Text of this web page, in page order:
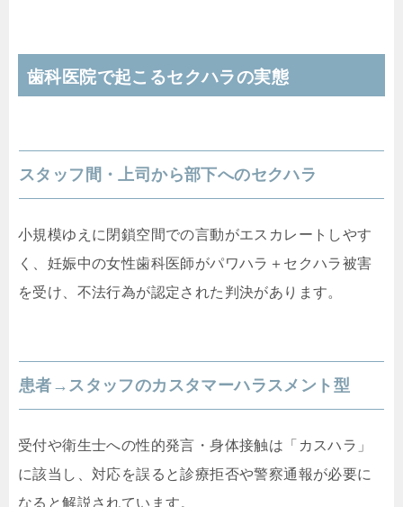
歯科医院で起こるセクハラの実態
スタッフ間・上司から部下へのセクハラ
小規模ゆえに閉鎖空間での言動がエスカレートしやす
く、妊娠中の女性歯科医師がパワハラ＋セクハラ被害
を受け、不法行為が認定された判決があります。
患者→スタッフのカスタマーハラスメント型
受付や衛生士への性的発言・身体接触は「カスハラ」
に該当し、対応を誤ると診療拒否や警察通報が必要に
なると解説されています。